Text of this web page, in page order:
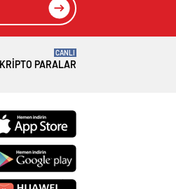
KRIPTO PARALAR
CANLI